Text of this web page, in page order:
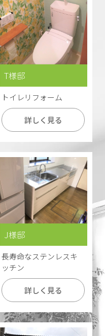
T様邸
トイレリフォーム
詳しく見る
J様邸
長寿命なステンレスキ
ッチン
詳しく見る